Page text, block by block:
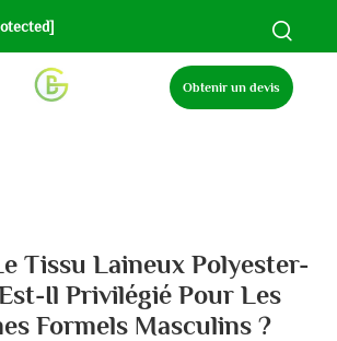
Obtenir un devis
Tissu Laineux Polyester-
Il Privilégié Pour Les
Formels Masculins ?